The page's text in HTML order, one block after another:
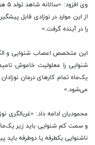
از این موارد در نوزادی قابل
را در آینده گرفت.»
این متخصص اعصاب شنوایی و
شنوایی را معلولیت خاموش
یک‌ماه تمام کارهای درمان
می‌شود.»
محمودیان ادامه داد: «غربالگری
و سمت کم شنوایی باید زیر
ناشنوایی یکطرفه یا دوطرفه